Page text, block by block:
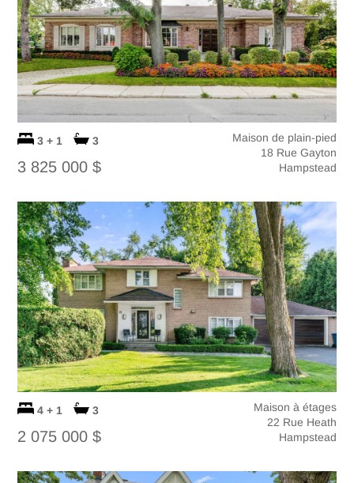
3 + 1 3
3 825 000 $
Maison de plain-pied
18 Rue Gayton
Hampstead
4 + 1 3
2 075 000 $
Maison à étages
22 Rue Heath
Hampstead